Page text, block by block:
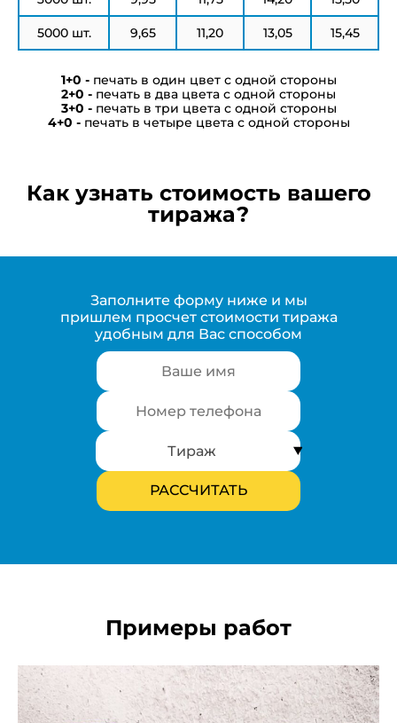
5000 шт. 9,65 11,20 13,05 15,45
печать в один цвет с одной стороны
печать в два цвета с одной стороны
печать в три цвета с одной стороны
печать в четыре цвета с одной стороны
Как узнать стоимость вашего
тиража?
Заполните форму ниже и мы
пришлем просчет стоимости тиража
удобным для Вас способом
Примеры работ